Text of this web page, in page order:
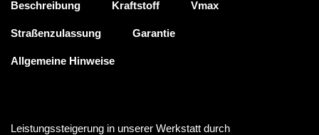
Beschreibung Kraftstoff Vmax
Straßenzulassung Garantie
Allgemeine Hinweise
Leistungssteigerung in unserer Werkstatt durch